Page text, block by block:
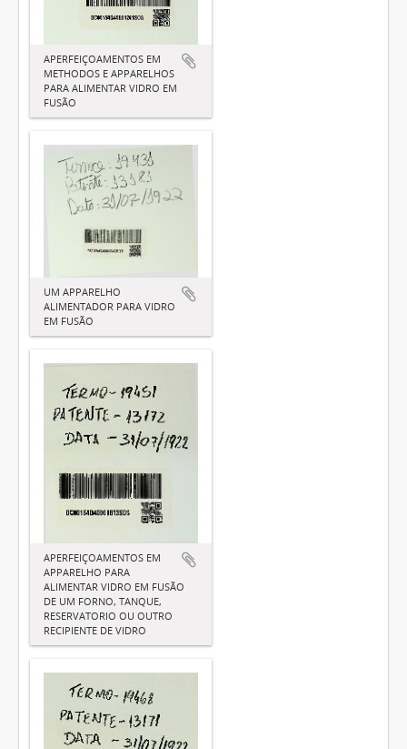
APERFEIÇOAMENTOS EM
METHODOS E APPARELHOS
PARA ALIMENTAR VIDRO EM
FUSÃO
UM APPARELHO
ALIMENTADOR PARA VIDRO
EM FUSÃO
APERFEIÇOAMENTOS EM
APPARELHO PARA
ALIMENTAR VIDRO EM FUSÃO
DE UM FORNO, TANQUE,
RESERVATORIO OU OUTRO
RECIPIENTE DE VIDRO